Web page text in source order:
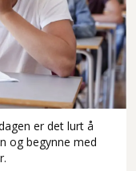
er det lurt å
og begynne med